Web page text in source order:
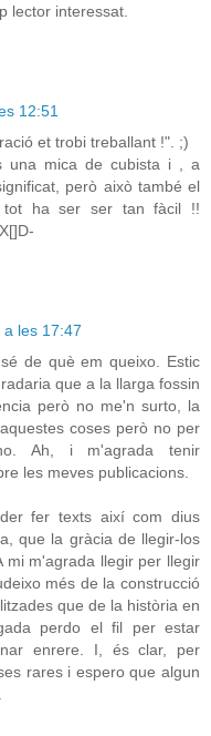
lector interessat.
12:51
et trobi treballant !". ;)
una mica de cubista i , a
però això també el
tot ha ser ser tan fàcil !!
les 17:47
de què em queixo. Estic
que a la llarga fossin
però no me'n surto, la
coses però no per
Ah, i m'agrada tenir
les meves publicacions.
fer texts així com dius
que la gràcia de llegir-los
mi m'agrada llegir per llegir
més de la construcció
que de la història en
perdo el fil per estar
enrere. I, és clar, per
rares i espero que algun